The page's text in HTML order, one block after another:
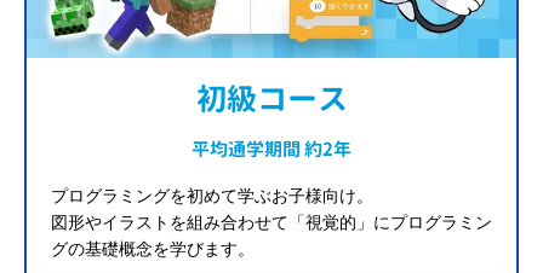
初級コース
平均通学期間 約2年
プログラミングを初めて学ぶお子様向け。
図形やイラストを組み合わせて「視覚的」にプログラミン
グの基礎概念を学びます。